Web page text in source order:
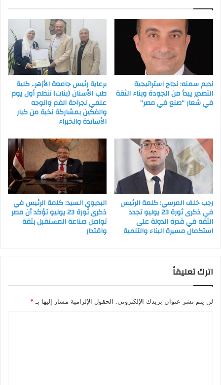
نديم سمنه: نجاح استراتيجية
التصدير يبدأ من الجودة وبناء الثقة
في شعار “صنع في مصر”
برعاية رئيس جامعة الأزهر.. كلية
طب الأسنان (بنات) تنظم أول يوم
علمي لجراحة الفم والوجه
والفكين بمشاركة نخبة من كبار
الأساتذة والخبراء
رجب خلف المرسي: كلمة الرئيس
في ذكرى ثورة 23 يوليو تجدد
الثقة في قدرة الدولة على
استكمال مسيرة البناء والتنمية
البديوي السيد: كلمة الرئيس في
ذكرى ثورة 23 يوليو تؤكد أن مصر
تواصل صناعة المستقبل بثقة
واقتدار
اترك تعليقاً
لن يتم نشر عنوان بريدك الإلكتروني. الحقول الإلزامية مشار إليها بـ*